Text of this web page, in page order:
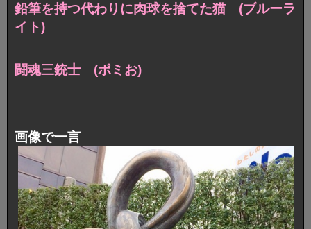
鉛筆を持つ代わりに肉球を捨てた猫 (ブルーラ
イト)
闘魂三銃士 (ポミお)
画像で一言